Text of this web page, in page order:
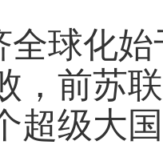
球化
，前苏
超级大